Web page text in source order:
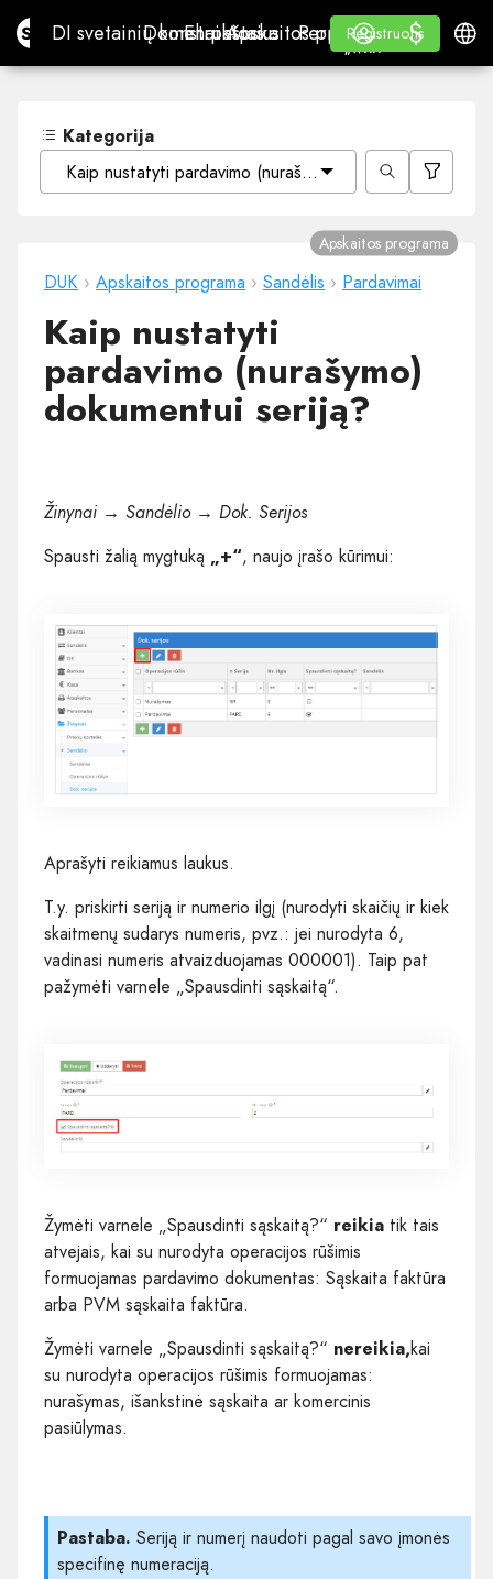
Site.proDI svetainių konstruktorius
DI svetainių konstruktorius
Domenai
DomenaiEl. paštas
El. paštasApskaitos programa
Apskaitos programa
Perpardavėjams
„WHITE LABEL“
Mokymasis
Mokymasis
Registruotis
Registruotis
Prisijungti
$
$
Kategorija
Kaip nustatyti pardavimo (nurašymo) dokumentui seriją?
DUK › Apskaitos programa › Sandėlis › Pardavimai
Apskaitos programa
Kaip nustatyti
pardavimo (nurašymo)
dokumentui seriją?
Žinynai → Sandėlio → Dok. Serijos
Spausti žalią mygtuką „+“, naujo įrašo kūrimui:
Aprašyti reikiamus laukus.
T.y. priskirti seriją ir numerio ilgį (nurodyti skaičių ir kiek
skaitmenų sudarys numeris, pvz.: jei nurodyta 6,
vadinasi numeris atvaizduojamas 000001). Taip pat
pažymėti varnele „Spausdinti sąskaitą“.
Žymėti varnele „Spausdinti sąskaitą?“ reikia tik tais
atvejais, kai su nurodyta operacijos rūšimis
formuojamas pardavimo dokumentas: Sąskaita faktūra
arba PVM sąskaita faktūra.
Žymėti varnele „Spausdinti sąskaitą?“ nereikia,kai
su nurodyta operacijos rūšimis formuojamas:
nurašymas, išankstinė sąskaita ar komercinis
pasiūlymas.
Pastaba. Seriją ir numerį naudoti pagal savo įmonės
specifinę numeraciją.